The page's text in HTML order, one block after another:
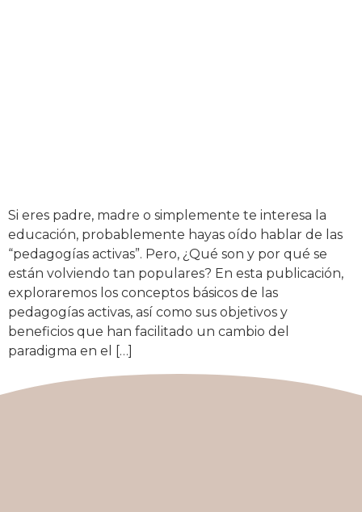
Si eres padre, madre o simplemente te interesa la
educación, probablemente hayas oído hablar de las
“pedagogías activas”. Pero, ¿Qué son y por qué se
están volviendo tan populares? En esta publicación,
exploraremos los conceptos básicos de las
pedagogías activas, así como sus objetivos y
beneficios que han facilitado un cambio del
paradigma en el […]